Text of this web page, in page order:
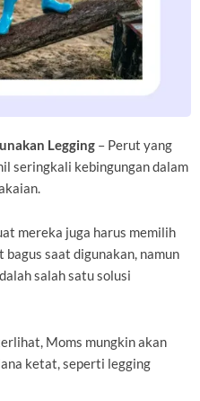
Legging – Perut yang
seringkali kebingungan dalam
mereka juga harus memilih
saat digunakan, namun
salah satu solusi
Moms mungkin akan
ketat, seperti legging